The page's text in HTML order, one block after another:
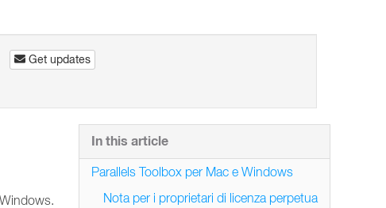
Get updates
In this article
Parallels Toolbox per Mac e Windows
Nota per i proprietari di licenza perpetua